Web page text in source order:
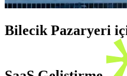
Bilecik Pazaryeri